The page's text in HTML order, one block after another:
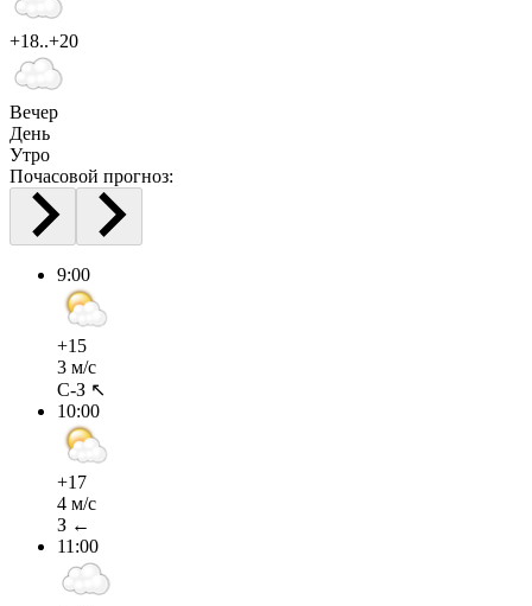
+18..+20
Вечер
День
Утро
Почасовой прогноз:
9:00
+15
3 м/с
С-З ↖
10:00
+17
4 м/с
З ←
11:00